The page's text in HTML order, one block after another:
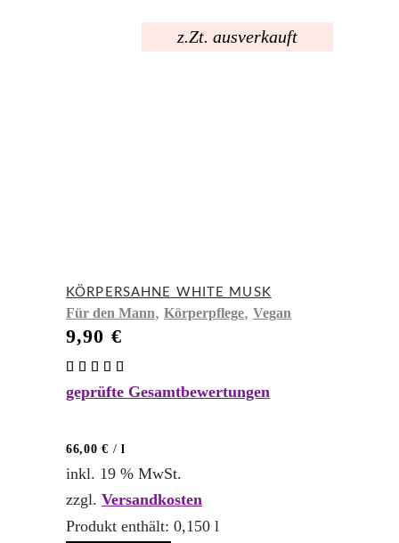
z.Zt. ausverkauft
KÖRPERSAHNE WHITE MUSK
Für den Mann, Körperpflege, Vegan
9,90 €
5.00
geprüfte Gesamtbewertungen
66,00€ /l
inkl. 19 % MwSt.
zzgl. Versandkosten
Produkt enthält: 0,150 l